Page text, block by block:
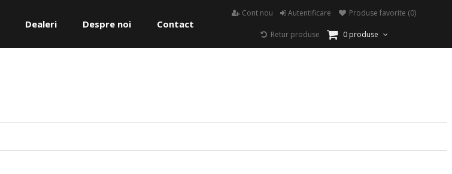
Cont nou Autentificare Produse favorite (0)
Retur produse 0 produse
Dealeri Despre noi Contact